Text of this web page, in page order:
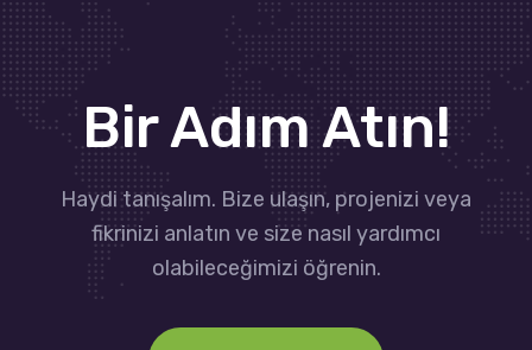
Bir Adım Atın!
Haydi tanışalım. Bize ulaşın, projenizi veya
fikrinizi anlatın ve size nasıl yardımcı
olabileceğimizi öğrenin.